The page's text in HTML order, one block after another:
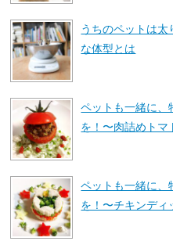
うちのペットは太
な体型とは
ペットも一緒に、
を！〜肉詰めトマ
ペットも一緒に、
を！〜チキンディ